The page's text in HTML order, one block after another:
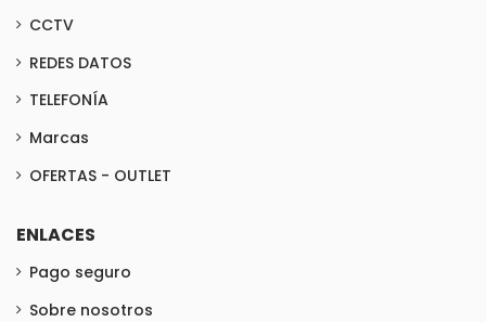
CCTV
REDES DATOS
TELEFONÍA
Marcas
OFERTAS - OUTLET
ENLACES
Pago seguro
Sobre nosotros